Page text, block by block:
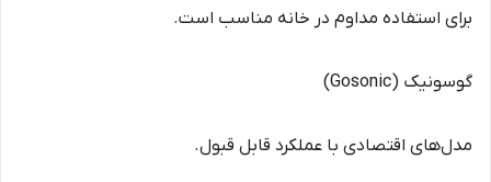
برای استفاده مداوم در خانه مناسب است.
گوسونیک (Gosonic)
مدل‌های اقتصادی با عملکرد قابل قبول.